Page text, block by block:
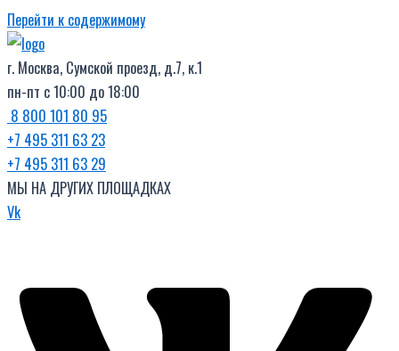
Перейти к содержимому
г. Москва, Сумской проезд, д.7, к.1
пн-пт с 10:00 до 18:00
8 800 101 80 95
+7 495 311 63 23
+7 495 311 63 29
МЫ НА ДРУГИХ ПЛОЩАДКАХ
Vk